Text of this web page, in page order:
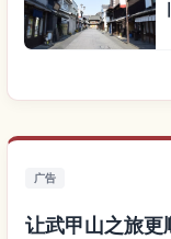
广告
让武甲山之旅更